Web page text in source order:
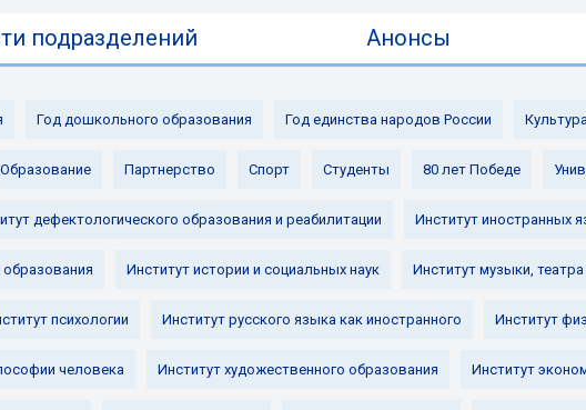
подразделений Анонсы
Год дошкольного образования Год единства народов России
Образование Партнерство Спорт Студенты 80 лет Победе
дефектологического образования и реабилитации Институт иностранных
образования Институт истории и социальных наук Институт музыки,
психологии Институт русского языка как иностранного Институт
человека Институт художественного образования Институт